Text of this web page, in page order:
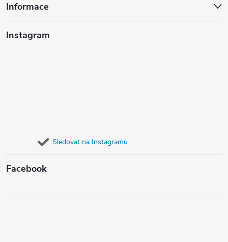
Informace
Instagram
Sledovat na Instagramu
Facebook